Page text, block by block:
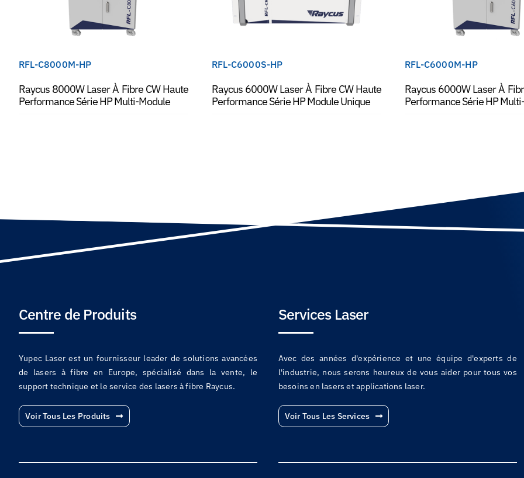
RFL-C8000M-HP
Raycus 8000W Laser À Fibre CW Haute
Performance Série HP Multi-Module
RFL-C6000S-HP
Raycus 6000W Laser À Fibre CW Haute
Performance Série HP Module Unique
RFL-C6000M-HP
Raycus 6000W Laser À
Performance Série HP
Centre de Produits
Yupec Laser est un fournisseur leader de solutions avancées
de lasers à fibre en Europe, spécialisé dans la vente, le
support technique et le service des lasers à fibre Raycus.
Voir Tous Les Produits
Services Laser
Avec des années d'expérience et une équipe d'experts de
l'industrie, nous serons heureux de vous aider pour tous vos
besoins en lasers et applications laser.
Voir Tous Les Services